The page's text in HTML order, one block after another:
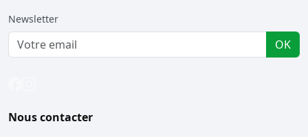
Newsletter
OK
Nous contacter